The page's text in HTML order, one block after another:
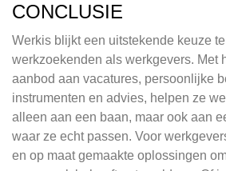
CONCLUSIE
Werkis blijkt een uitstekende keuze
werkzoekenden als werkgevers. Met
aanbod aan vacatures, persoonlijke
instrumenten en advies, helpen ze
alleen aan een baan, maar ook aan
waar ze echt passen. Voor
en op maat gemaakte oplossingen